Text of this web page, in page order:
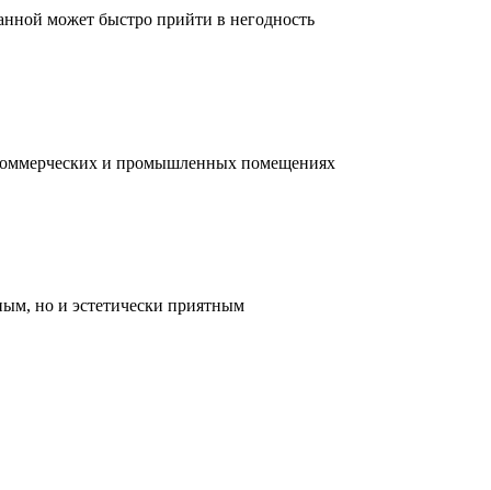
может быстро прийти в негодность
и промышленных помещениях
но и эстетически приятным